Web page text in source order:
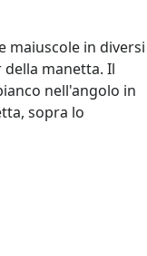
maiuscole in diversi
manetta. Il
nell'angolo in
sopra lo